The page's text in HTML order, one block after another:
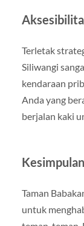
Terletak
Siliwangi
kendaraan
Anda yang
berjalan kaki
Kesimpulan
Taman
untuk